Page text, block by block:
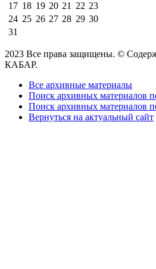
17 18 19 20 21 22 23
24 25 26 27 28 29 30
31
2023 Все права защищены. ©
КАБАР.
Все архивные материалы
Поиск архивных материалов
Поиск архивных материалов
Вернуться на актуальный сайт